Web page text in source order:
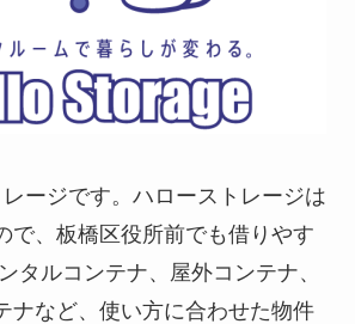
ージです。ハローストレージは
で、板橋区役所前でも借りやす
タルコンテナ、屋外コンテナ、
ナなど、使い方に合わせた物件